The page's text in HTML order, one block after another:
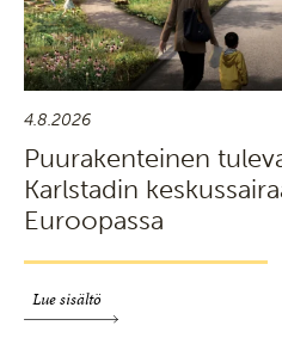
4.8.2026
Puurakenteinen
Karlstadin
Euroopassa
Lue sisältö